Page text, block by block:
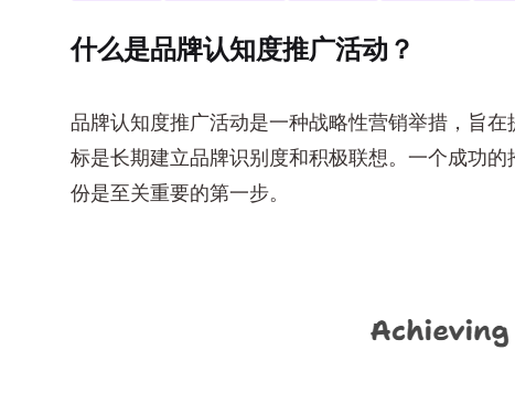
什么是品牌认知度推广活动？
品牌认知度推广活动是一种战略性营销举措，旨
标是长期建立品牌识别度和积极联想。一个成功的
份是至关重要的第一步。